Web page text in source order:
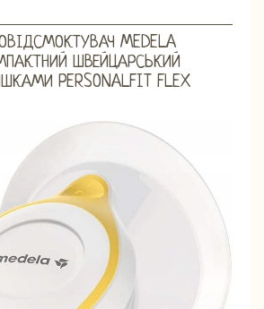
MEDELA
ШВЕЙЦАРСЬКИЙ
PERSONALFIT FLEX